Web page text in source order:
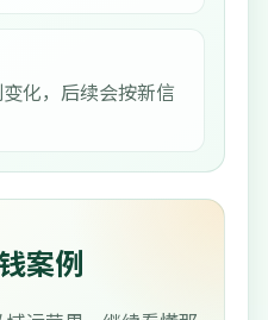
化，后续会按新信
案例